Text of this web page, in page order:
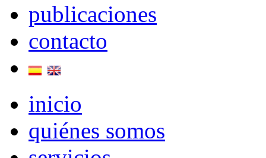
publicaciones
contacto
inicio
quiénes somos